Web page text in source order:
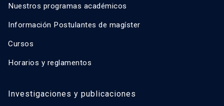
Nuestros programas académicos
Información Postulantes de magíster
Cursos
Horarios y reglamentos
Investigaciones y publicaciones